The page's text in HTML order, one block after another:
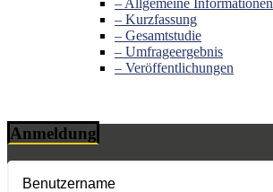
– Allgemeine Informationen
– Kurzfassung
– Gesamtstudie
– Umfrageergebnis
– Veröffentlichungen
Anmeldung
Benutzername